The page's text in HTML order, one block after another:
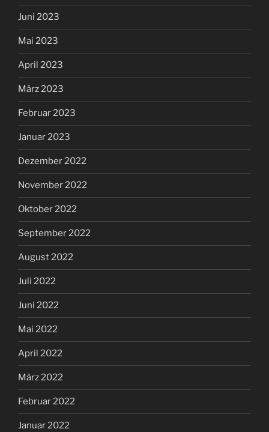
Juni 2023
Mai 2023
April 2023
März 2023
Februar 2023
Januar 2023
Dezember 2022
November 2022
Oktober 2022
September 2022
August 2022
Juli 2022
Juni 2022
Mai 2022
April 2022
März 2022
Februar 2022
Januar 2022